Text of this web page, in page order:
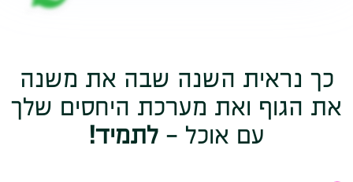
כך נראית השנה שבה את משנה
את הגוף ואת מערכת היחסים שלך
עם אוכל -לתמיד!